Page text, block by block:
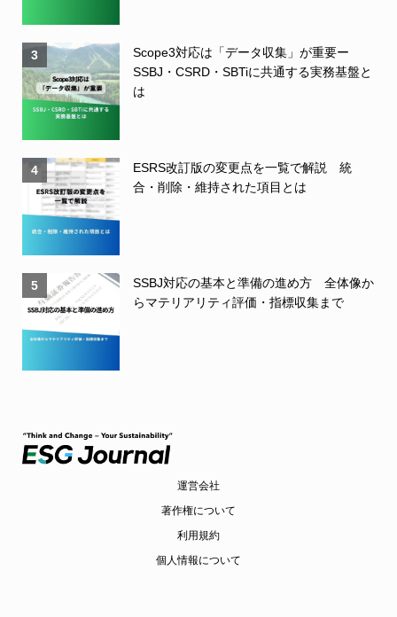
3
Scope3対応は「データ収集」が重要ー
SSBJ・CSRD・SBTiに共通する実務基盤と
は
4
ESRS改訂版の変更点を一覧で解説 統
合・削除・維持された項目とは
5
SSBJ対応の基本と準備の進め方 全体像か
らマテリアリティ評価・指標収集まで
運営会社
著作権について
利用規約
個人情報について